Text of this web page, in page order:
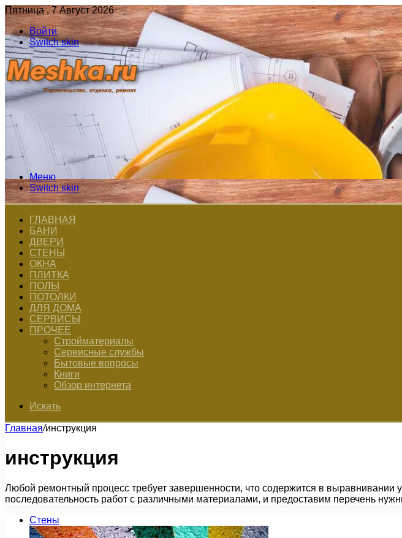
Пятница , 7 Август 2026
Войти
Switch skin
Меню
Switch skin
ГЛАВНАЯ
БАНИ
ДВЕРИ
СТЕНЫ
ОКНА
ПЛИТКА
ПОЛЫ
ПОТОЛКИ
ДЛЯ ДОМА
СЕРВИСЫ
ПРОЧЕЕ
Стройматериалы
Сервисные службы
Бытовые вопросы
Книги
Обзор интернета
Искать
Главная/инструкция
инструкция
Любой ремонтный процесс требует завершенности, что содержится в
последовательность работ с различными материалами, и предоставим перечень
Стены